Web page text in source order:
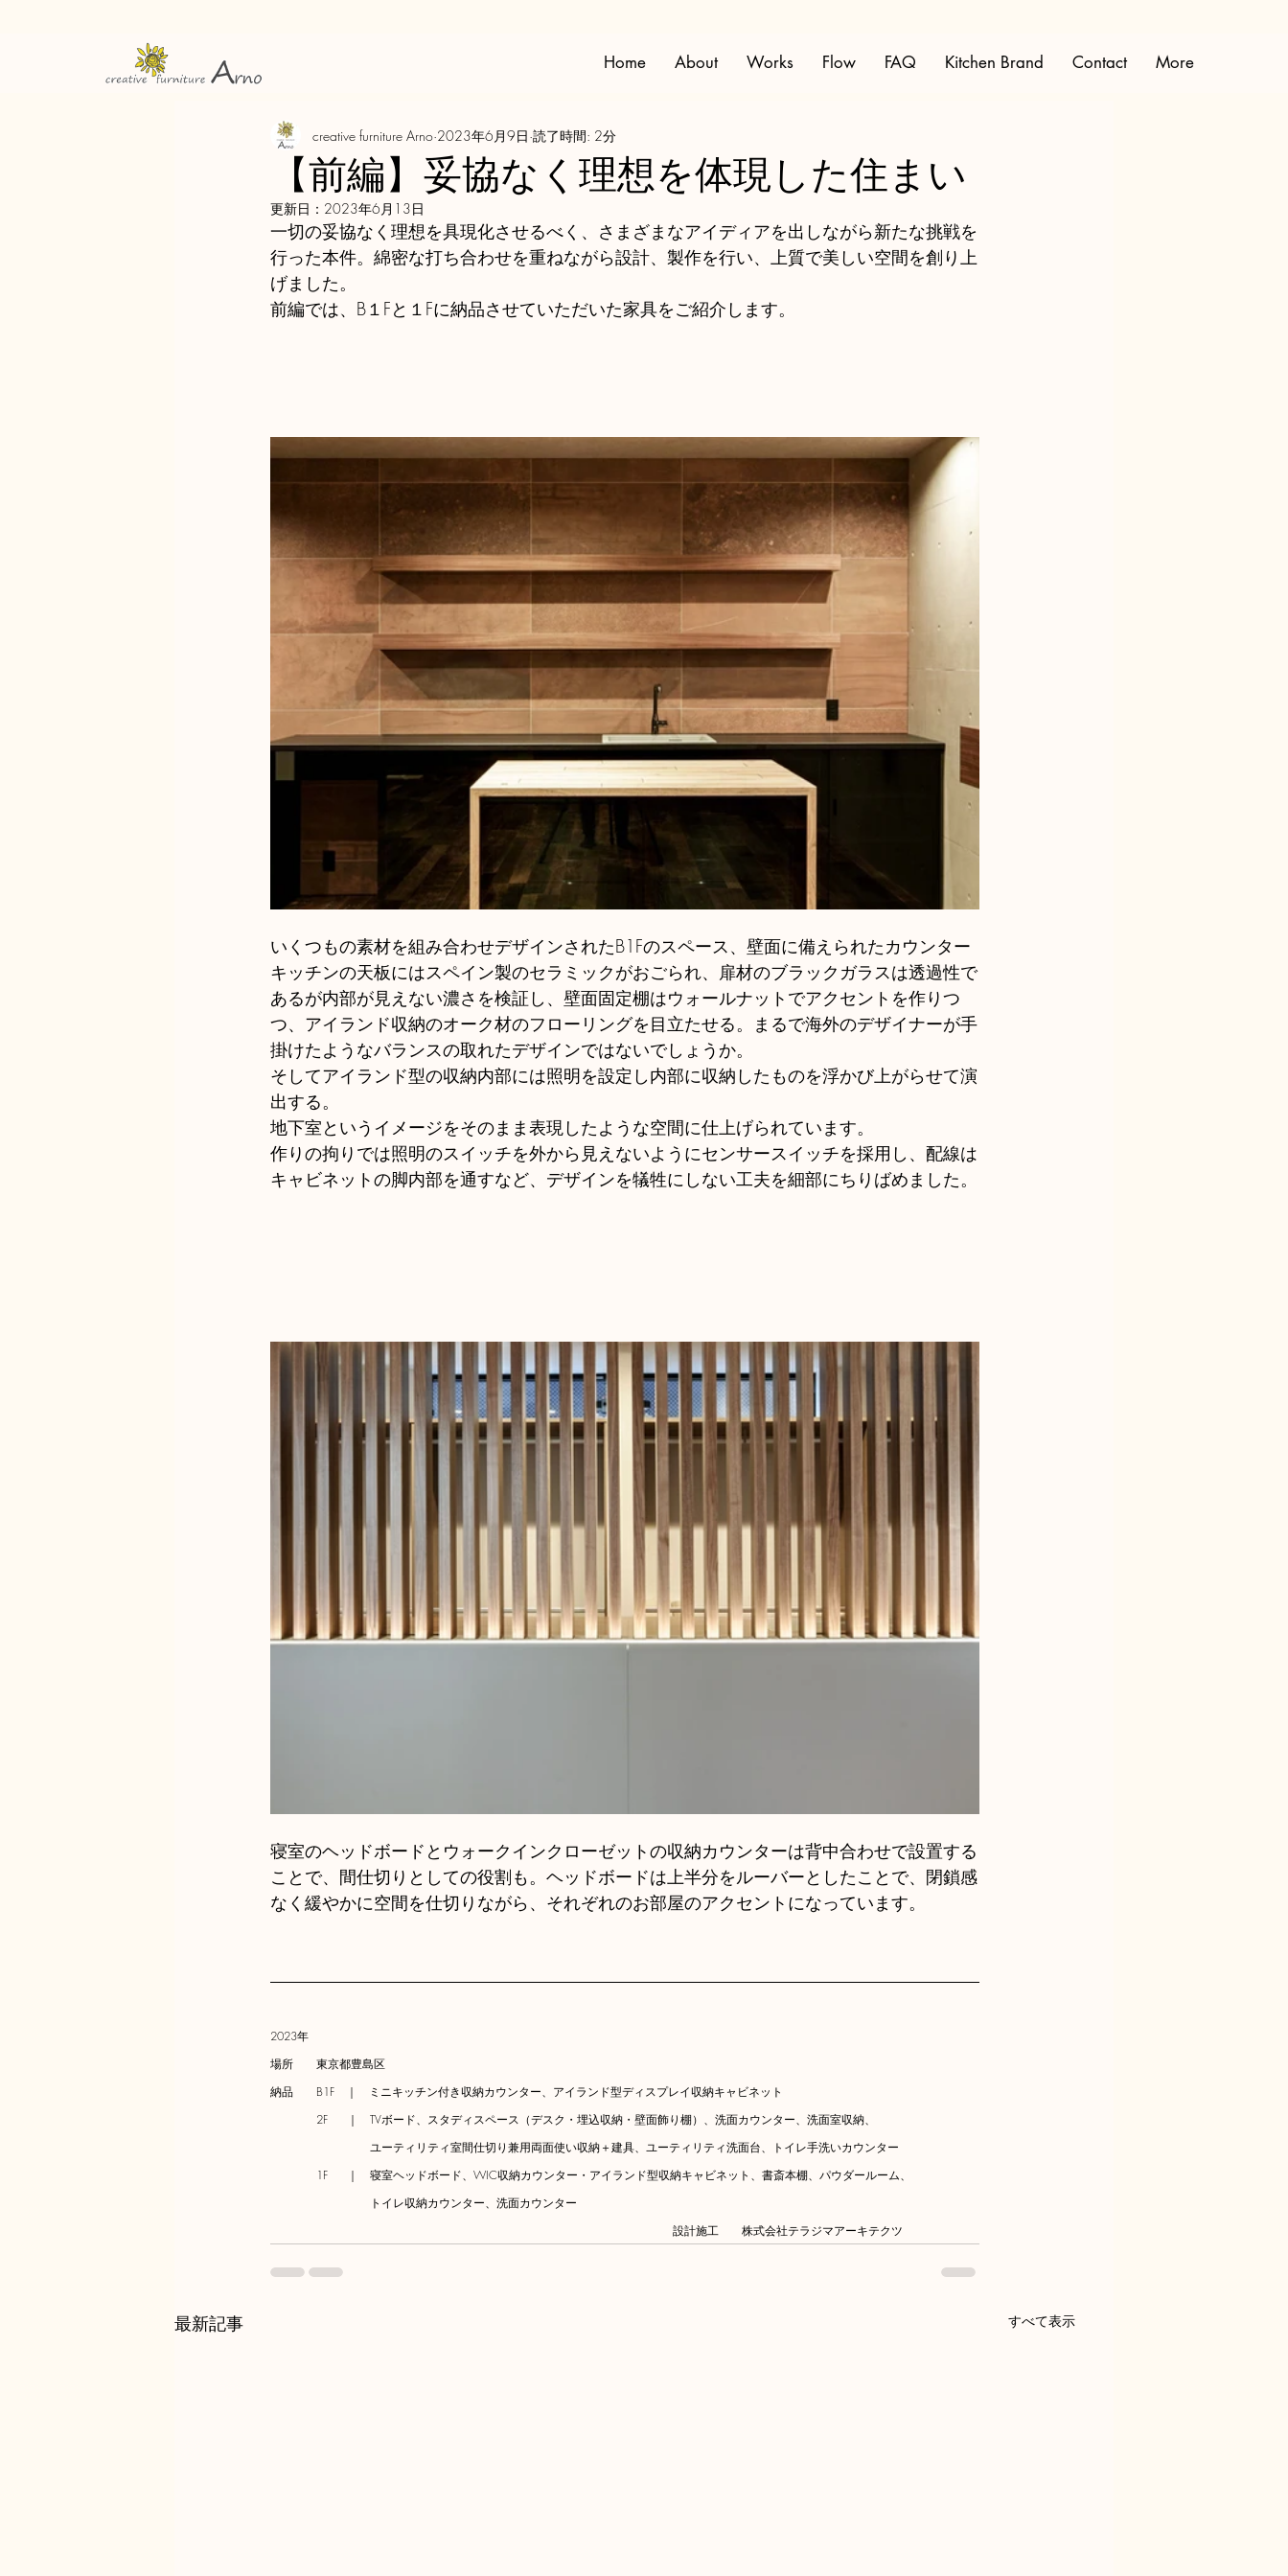
Home About Works Flow FAQ Kitchen Brand Contact More
【前編】妥協なく理想を体現した住まい
creative furniture Arno 2023年6月9日 読了時間: 2分
更新日： 2023年6月13日
一切の妥協なく理想を具現化させるべく、さまざまなアイディアを出しながら新たな挑戦を
行った本件。綿密な打ち合わせを重ねながら設計、製作を行い、上質で美しい空間を創り上
げました。
前編では、B１Fと１Fに納品させていただいた家具をご紹介します。
いくつもの素材を組み合わせデザインされたB1Fのスペース、壁面に備えられたカウンター
キッチンの天板にはスペイン製のセラミックがおごられ、扉材のブラックガラスは透過性で
あるが内部が見えない濃さを検証し、壁面固定棚はウォールナットでアクセントを作りつ
つ、アイランド収納のオーク材のフローリングを目立たせる。まるで海外のデザイナーが手
掛けたようなバランスの取れたデザインではないでしょうか。
そしてアイランド型の収納内部には照明を設定し内部に収納したものを浮かび上がらせて演
出する。
地下室というイメージをそのまま表現したような空間に仕上げられています。
作りの拘りでは照明のスイッチを外から見えないようにセンサースイッチを採用し、配線は
キャビネットの脚内部を通すなど、デザインを犠牲にしない工夫を細部にちりばめました。
寝室のヘッドボードとウォークインクローゼットの収納カウンターは背中合わせで設置する
ことで、間仕切りとしての役割も。ヘッドボードは上半分をルーバーとしたことで、閉鎖感
なく緩やかに空間を仕切りながら、それぞれのお部屋のアクセントになっています。
2023年
場所　　東京都豊島区
納品 B1F　｜　ミニキッチン付き収納カウンター、アイランド型ディスプレイ収納キャビネット
2F  　｜　TVボード、スタディスペース（デスク・埋込収納・壁面飾り棚）、洗面カウンター、洗面室収納、
ユーティリティ室間仕切り兼用両面使い収納＋建具、ユーティリティ洗面台、トイレ手洗いカウンター
1F　  ｜　寝室ヘッドボード、WIC収納カウンター・アイランド型収納キャビネット、書斎本棚、パウダールーム、
  　 トイレ収納カウンター、洗面カウンター
設計施工　　株式会社テラジマアーキテクツ
最新記事 すべて表示